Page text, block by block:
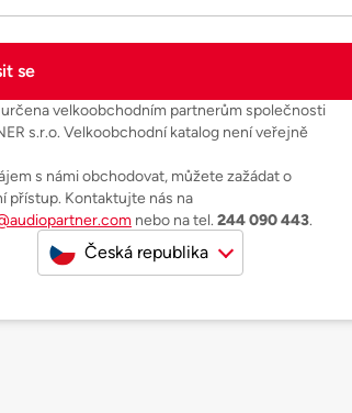
velkoobchodním partnerům společnosti
s.r.o. Velkoobchodní katalog není veřejně
s námi obchodovat, můžete zažádat o
přístup. Kontaktujte nás na
nebo na tel. 244 090 443.
Česká republika